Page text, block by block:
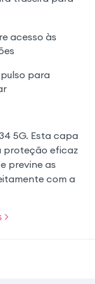
acesso às
para
5G. Esta capa
proteção eficaz
previne as
com a
>